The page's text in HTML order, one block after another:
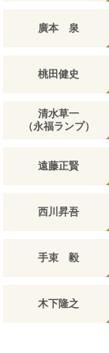
廣本 泉
桃田健史
清水草一
（永福ランプ）
遠藤正賢
西川昇吾
手束 毅
木下隆之